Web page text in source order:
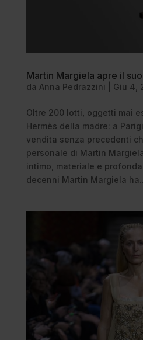
Martin Margiela apre il
da Anna Pedrazzini Giu 4,
Oltre 200 lotti, oggetti mai
Hermès della madre: a
vendita senza precedenti
personale di Martin
intimo, materiale e
decenni Martin Margiela